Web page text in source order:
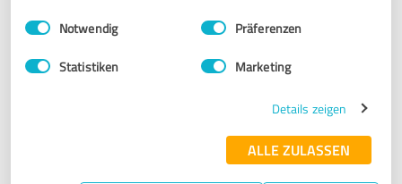
Impressum Datenschutzbestimmungen
Einwilligungsauswahl
Notwendig Präferenzen
Statistiken Marketing
Details zeigen
ALLE ZULASSEN
Coach Marius Mödinger